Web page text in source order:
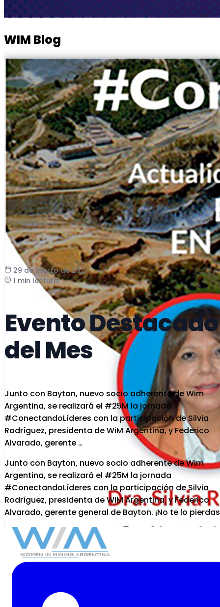
WIM Blog
29 de marzo de 2021
1 min lectura
Evento Destacado
del Mes
Junto con Bayton, nuevo socio adherente de Wim
Argentina, se realizará el #25M la jornada
#ConectandoLíderes con la participación de Silvia
Rodríguez, presidenta de WiM Argentina, y Federico
Alvarado, gerente …
Junto con Bayton, nuevo socio adherente de Wim
Argentina, se realizará el #25M la jornada
#ConectandoLíderes con la participación de Silvia
Rodríguez, presidenta de WiM Argentina, y Federico
Alvarado, gerente general de Bayton. ¡No te lo